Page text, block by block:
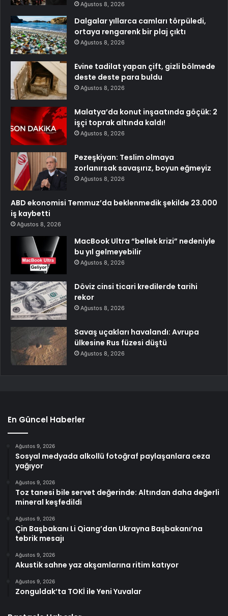
Ağustos 8, 2026
Dalgalar yıllarca camları törpüledi,
ortaya rengarenk bir plaj çıktı
Ağustos 8, 2026
Evine tadilat yapan çift, gizli bölmede
deste deste para buldu
Ağustos 8, 2026
Malatya’da konut inşaatında göçük: 2
işçi toprak altında kaldı!
Ağustos 8, 2026
Pezeşkiyan: Teslim olmaya
zorlanırsak savaşırız, boyun eğmeyiz
Ağustos 8, 2026
ABD ekonomisi Temmuz’da beklenmedik şekilde 23.000
iş kaybetti
Ağustos 8, 2026
MacBook Ultra “bellek krizi” nedeniyle
bu yıl gelmeyebilir
Ağustos 8, 2026
Döviz cinsi ticari kredilerde tarihi
rekor
Ağustos 8, 2026
Savaş uçakları havalandı: Avrupa
ülkesine Rus füzesi düştü
Ağustos 8, 2026
En Güncel Haberler
Ağustos 9, 2026
Sosyal medyada alkollü fotoğraf paylaşanlara ceza
yağıyor
Ağustos 9, 2026
Toz tanesi bile servet değerinde: Altından daha değerli
mineral keşfedildi
Ağustos 9, 2026
Çin Başbakanı Li Qiang’dan Ukrayna Başbakanı’na
tebrik mesajı
Ağustos 9, 2026
Akustik sahne yaz akşamlarına ritim katıyor
Ağustos 9, 2026
Zonguldak’ta TOKİ ile Yeni Yuvalar